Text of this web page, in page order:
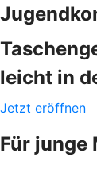
leicht in
Jetzt eröffnen
Für junge